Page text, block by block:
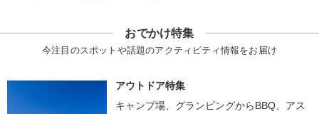
おでかけ特集
今注目のスポットや話題のアクティビティ情報をお届け
アウトドア特集
キャンプ場、グランピングからBBQ、アス